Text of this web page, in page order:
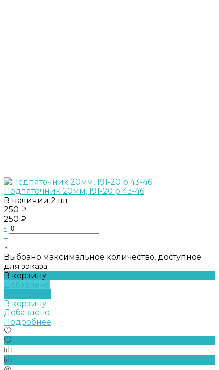
Подпяточник 20мм, 191-20 р 43-46
В наличии 2 шт
250 ₽
250 ₽
-
+
×
Выбрано максимальное количество, доступное
для заказа
В корзину
Добавлено
В корзину
Добавлено
Подробнее